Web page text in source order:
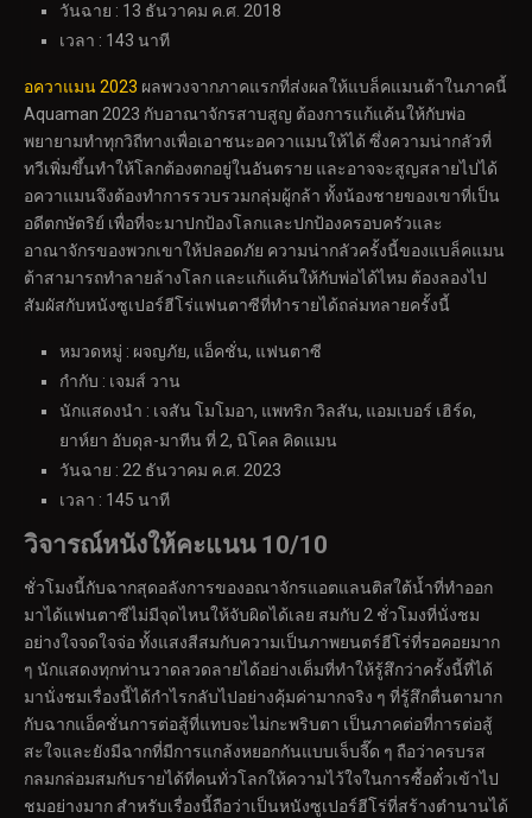
วันฉาย : 13 ธันวาคม ค.ศ. 2018
เวลา : 143 นาที
อควาแมน 2023 ผลพวงจากภาคแรกที่ส่งผลให้แบล็คแมนต้าในภาคนี้
Aquaman 2023 กับอาณาจักรสาบสูญ ต้องการแก้แค้นให้กับพ่อ
พยายามทำทุกวิถีทางเพื่อเอาชนะอควาแมนให้ได้ ซึ่งความน่ากลัวที่
ทวีเพิ่มขึ้นทำให้โลกต้องตกอยู่ในอันตราย และอาจจะสูญสลายไปได้
อควาแมนจึงต้องทำการรวบรวมกลุ่มผู้กล้า ทั้งน้องชายของเขาที่เป็น
อดีตกษัตริย์ เพื่อที่จะมาปกป้องโลกและปกป้องครอบครัวและ
อาณาจักรของพวกเขาให้ปลอดภัย ความน่ากลัวครั้งนี้ของแบล็คแมน
ต้าสามารถทำลายล้างโลก และแก้แค้นให้กับพ่อได้ไหม ต้องลองไป
สัมผัสกับหนังซูเปอร์ฮีโร่แฟนตาซีที่ทำรายได้ถล่มทลายครั้งนี้
หมวดหมู่ : ผจญภัย, แอ็คชั่น, แฟนตาซี
กำกับ : เจมส์ วาน
นักแสดงนำ : เจสัน โมโมอา, แพทริก วิลสัน, แอมเบอร์ เฮิร์ด,
ยาห์ยา อับดุล-มาทีน ที่ 2, นิโคล คิดแมน
วันฉาย : 22 ธันวาคม ค.ศ. 2023
เวลา : 145 นาที
วิจารณ์หนังให้คะแนน 10/10
ชั่วโมงนี้กับฉากสุดอลังการของอณาจักรแอตแลนติสใต้น้ำที่ทำออก
มาได้แฟนตาซีไม่มีจุดไหนให้จับผิดได้เลย สมกับ 2 ชั่วโมงที่นั่งชม
อย่างใจจดใจจ่อ ทั้งแสงสีสมกับความเป็นภาพยนตร์ฮีโร่ที่รอคอยมาก
ๆ นักแสดงทุกท่านวาดลวดลายได้อย่างเต็มที่ทำให้รู้สึกว่าครั้งนี้ที่ได้
มานั่งชมเรื่องนี้ได้กำไรกลับไปอย่างคุ้มค่ามากจริง ๆ ที่รู้สึกตื่นตามาก
กับฉากแอ็คชั่นการต่อสู้ที่แทบจะไม่กะพริบตา เป็นภาคต่อที่การต่อสู้
สะใจและยังมีฉากที่มีการแกล้งหยอกกันแบบเจ็บจี๊ด ๆ ถือว่าครบรส
กลมกล่อมสมกับรายได้ที่คนทั่วโลกให้ความไว้ใจในการซื้อตั๋วเข้าไป
ชมอย่างมาก สำหรับเรื่องนี้ถือว่าเป็นหนังซูเปอร์ฮีโร่ที่สร้างตำนานได้